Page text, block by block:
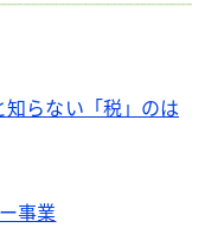
らない「税」のは
事業